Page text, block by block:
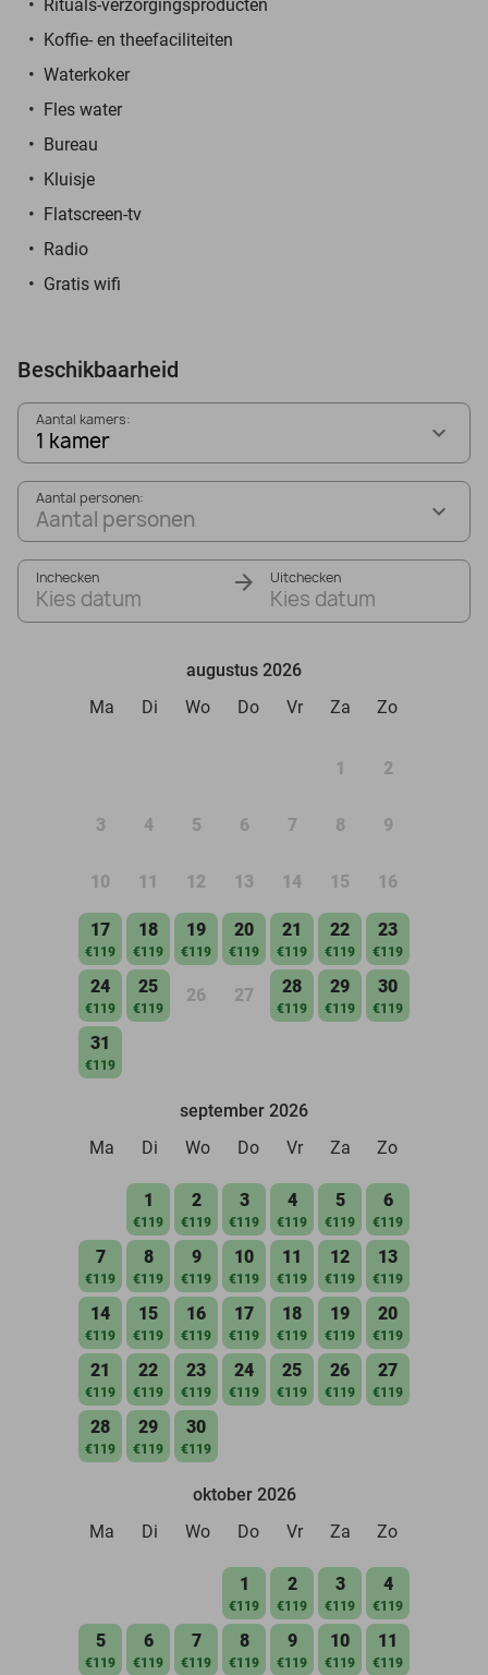
Rituals-verzorgingsproducten
Koffie- en theefaciliteiten
Waterkoker
Fles water
Bureau
Kluisje
Flatscreen-tv
Radio
Gratis wifi
Beschikbaarheid
Aantal kamers:
1 kamer
Aantal personen:
Aantal personen
Inchecken
Kies datum
Uitchecken
Kies datum
augustus 2026
Ma
Di Wo Do Vr Za Zo
1 2
3 4 5 6 7 8 9
10 11 12 13 14 15 16
17
€119
18
€119
19
€119
20
€119
21
€119
22
€119
23
€119
24
€119
25
€119
26 27 28
€119
29
€119
30
€119
31
€119
september 2026
Ma
Di Wo Do Vr Za Zo
1
€119
2
€119
3
€119
4
€119
5
€119
6
€119
7
€119
8
€119
9
€119
10
€119
11
€119
12
€119
13
€119
14
€119
15
€119
16
€119
17
€119
18
€119
19
€119
20
€119
21
€119
22
€119
23
€119
24
€119
25
€119
26
€119
27
€119
28
€119
29
€119
30
€119
oktober 2026
Ma
Di Wo Do Vr Za Zo
1
€119
2
€119
3
€119
4
€119
5
€119
6
€119
7
€119
8
€119
9
€119
10
€119
11
€119